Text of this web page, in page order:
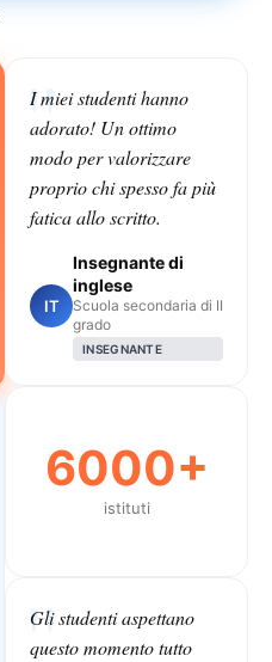
I miei studenti hanno
adorato! Un ottimo
modo per valorizzare
proprio chi spesso fa più
fatica allo scritto.
IT
Insegnante di
inglese
Scuola secondaria di II
grado
INSEGNANTE
6000+
istituti
Gli studenti aspettano
questo momento tutto